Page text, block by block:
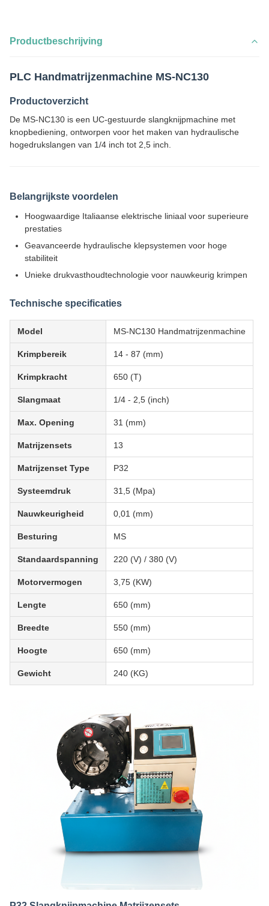
Productbeschrijving
PLC Handmatrijzenmachine MS-NC130
Productoverzicht
De MS-NC130 is een UC-gestuurde slangknijpmachine met
knopbediening, ontworpen voor het maken van hydraulische
hogedrukslangen van 1/4 inch tot 2,5 inch.
Belangrijkste voordelen
Hoogwaardige Italiaanse elektrische liniaal voor superieure
prestaties
Geavanceerde hydraulische klepsystemen voor hoge
stabiliteit
Unieke drukvasthoudtechnologie voor nauwkeurig krimpen
Technische specificaties
Model MS-NC130 Handmatrijzenmachine
Krimpbereik 14 - 87 (mm)
Krimpkracht 650 (T)
Slangmaat 1/4 - 2,5 (inch)
Max. Opening 31 (mm)
Matrijzensets 13
Matrijzenset Type P32
Systeemdruk 31,5 (Mpa)
Nauwkeurigheid 0,01 (mm)
Besturing MS
Standaardspanning 220 (V) / 380 (V)
Motorvermogen 3,75 (KW)
Lengte 650 (mm)
Breedte 550 (mm)
Hoogte 650 (mm)
Gewicht 240 (KG)